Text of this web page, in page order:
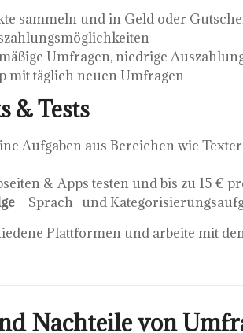
sammeln und in Geld oder
Umfragen, niedrige
mit täglich neuen Umfragen
& Tests
Aufgaben aus Bereichen wie
& Apps testen und bis zu 15 €
– Sprach- und
Plattformen und arbeite mit
Nachteile von